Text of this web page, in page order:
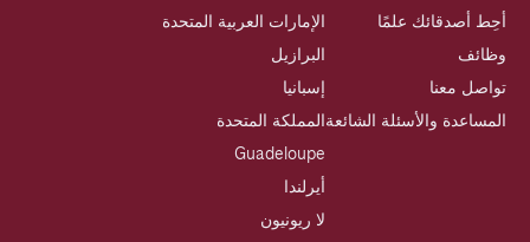
أحِط أصدقائك علمًا
وظائف
تواصل معنا
المساعدة والأسئلة الشائعة
الإمارات العربية المتحدة
البرازيل
إسبانيا
المملكة المتحدة
Guadeloupe
أيرلندا
لا ريونيون